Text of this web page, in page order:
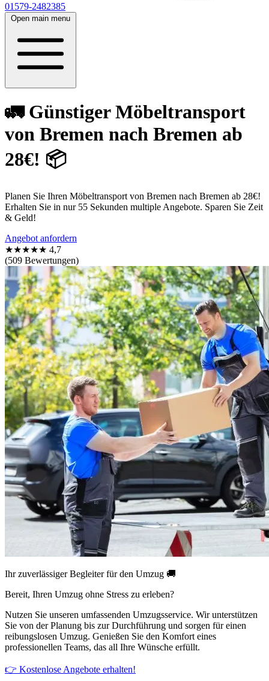
01579-2482385
Open main menu
🚛 Günstiger Möbeltransport
von Bremen nach Bremen ab
28€! 📦
Planen Sie Ihren Möbeltransport von Bremen nach Bremen ab 28€!
Erhalten Sie in nur 55 Sekunden multiple Angebote. Sparen Sie Zeit
& Geld!
Angebot anfordern
★★★★★ 4,7
(509 Bewertungen)
Ihr zuverlässiger Begleiter für den Umzug 🚚
Bereit, Ihren Umzug ohne Stress zu erleben?
Nutzen Sie unseren umfassenden Umzugsservice. Wir unterstützen
Sie von der Planung bis zur Durchführung und sorgen für einen
reibungslosen Umzug. Genießen Sie den Komfort eines
professionellen Teams, das all Ihre Wünsche erfüllt.
👉 Kostenlose Angebote erhalten!